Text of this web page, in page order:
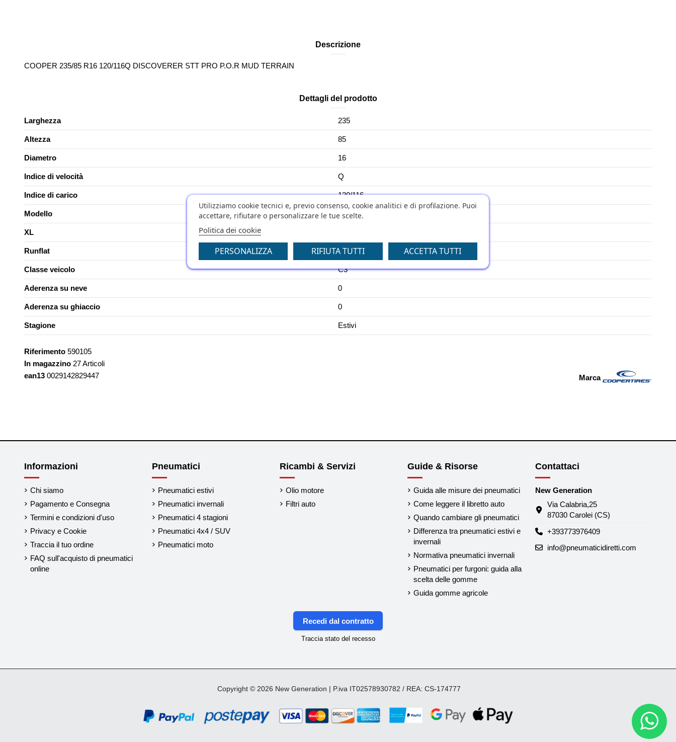
Descrizione
COOPER 235/85 R16 120/116Q DISCOVERER STT PRO P.O.R MUD TERRAIN
Dettagli del prodotto
Larghezza 235
Altezza 85
Diametro 16
Indice di velocità Q
Indice di carico 120/116
Modello DISCOVERER STT PRO
XL
Runflat No
Classe veicolo C3
Aderenza su neve 0
Aderenza su ghiaccio 0
Stagione Estivi
Marca
Riferimento 590105
In magazzino 27 Articoli
ean13 0029142829447
Informazioni
Chi siamo
Pagamento e Consegna
Termini e condizioni d'uso
Privacy e Cookie
Traccia il tuo ordine
FAQ sull'acquisto di pneumatici
online
Pneumatici
Pneumatici estivi
Pneumatici invernali
Pneumatici 4 stagioni
Pneumatici 4x4 / SUV
Pneumatici moto
Ricambi & Servizi
Olio motore
Filtri auto
Guide & Risorse
Guida alle misure dei pneumatici
Come leggere il libretto auto
Quando cambiare gli pneumatici
Differenza tra pneumatici estivi e
invernali
Normativa pneumatici invernali
Pneumatici per furgoni: guida alla
scelta delle gomme
Guida gomme agricole
Contattaci
New Generation
Via Calabria,25
87030 Carolei (CS)
+393773976409
info@pneumaticidiretti.com
Utilizziamo cookie tecnici e, previo consenso, cookie analitici e di profilazione. Puoi
accettare, rifiutare o personalizzare le tue scelte.
Politica dei cookie
PERSONALIZZA RIFIUTA TUTTI ACCETTA TUTTI
Recedi dal contratto
Traccia stato del recesso
Copyright © 2026 New Generation | P.iva IT02578930782 / REA: CS-174777